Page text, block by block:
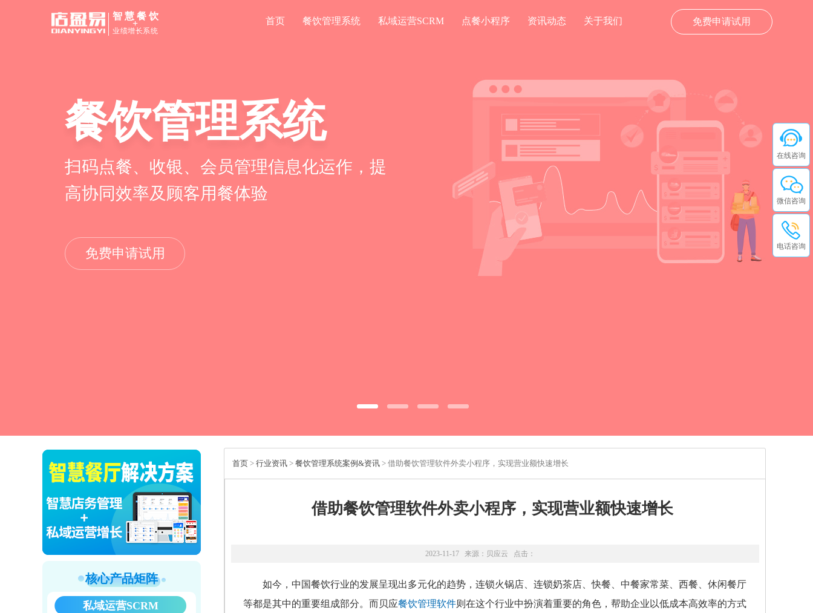
免费申请试用
智慧餐饮
+
业绩增长系统
首页 餐饮管理系统 私域运营SCRM 点餐小程序 资讯动态 关于我们
餐饮管理系统
扫码点餐、收银、会员管理信息化运作，提
高协同效率及顾客用餐体验
免费申请试用
核心产品矩阵
私域运营SCRM
首页 > 行业资讯 > 餐饮管理系统案例&资讯 > 借助餐饮管理软件外卖小程序，实现营业额快速增长
借助餐饮管理软件外卖小程序，实现营业额快速增长
2023-11-17 来源： 贝应云 点击：
如今，中国餐饮行业的发展呈现出多元化的趋势，连锁火锅店、连锁奶茶店、快餐、中餐家常菜、西餐、休闲餐厅
等都是其中的重要组成部分。而贝应餐饮管理软件则在这个行业中扮演着重要的角色，帮助企业以低成本高效率的方式
在线咨询
微信咨询
电话咨询